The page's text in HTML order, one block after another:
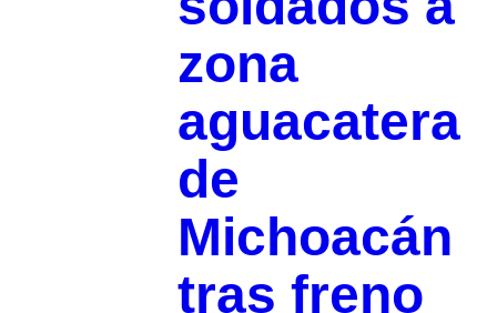
zona
aguacatera
de
Michoacán
tras freno